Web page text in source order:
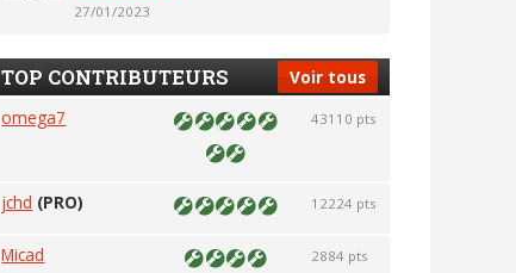
27/01/2023
Voir tous
TOP CONTRIBUTEURS
omega7 43110 pts
jchd (PRO) 12224 pts
Micad 2884 pts